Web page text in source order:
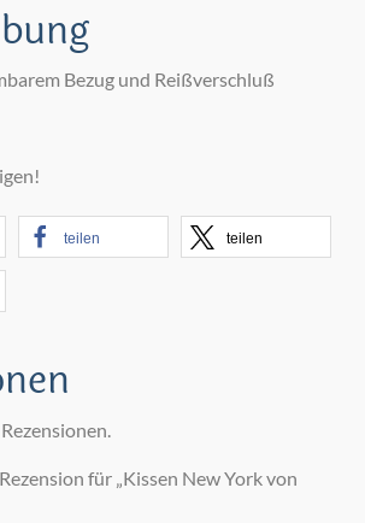
Bezug und Reißverschluß
teilen teilen
für „Kissen New York von